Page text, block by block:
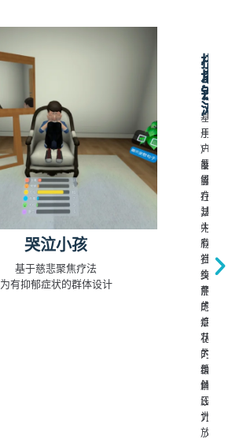
哭泣小孩
基于慈悲聚焦疗法
为有抑郁症状的群体设计
搭
地
铁
基
于
VR
暴
露
疗
法
为
有
社
交
焦
虑
症
状
的
群
体
设
计
小
岛
沙
滩
用
户
能
够
在
其
中
欣
赏
绚
丽
的
烟
花
为
缓
解
压
力，
放